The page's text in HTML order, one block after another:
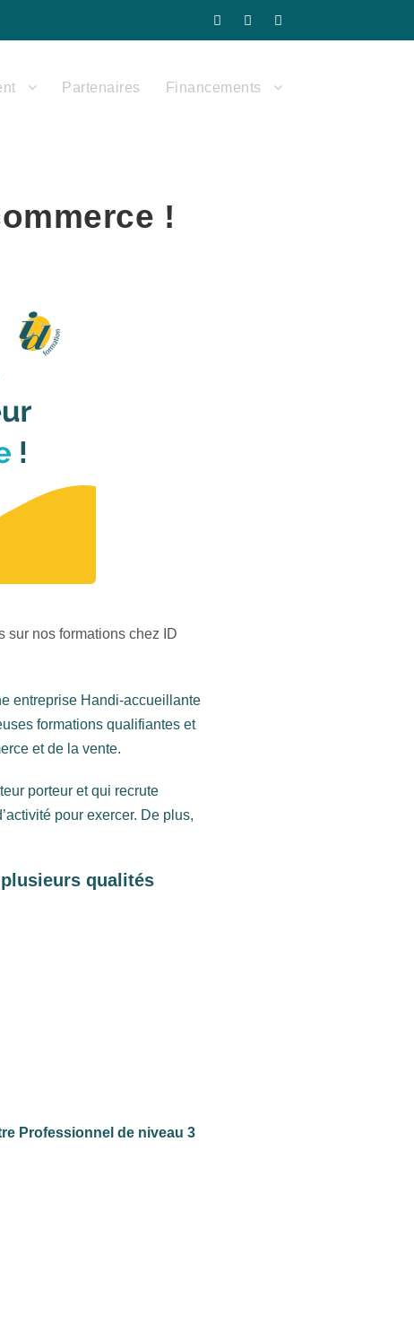
Partenaires Financements
!
sur nos formations chez ID
entreprise Handi-accueillante
formations qualifiantes et
et de la vente.
porteur et qui recrute
pour exercer. De plus,
qualités
Professionnel de niveau 3